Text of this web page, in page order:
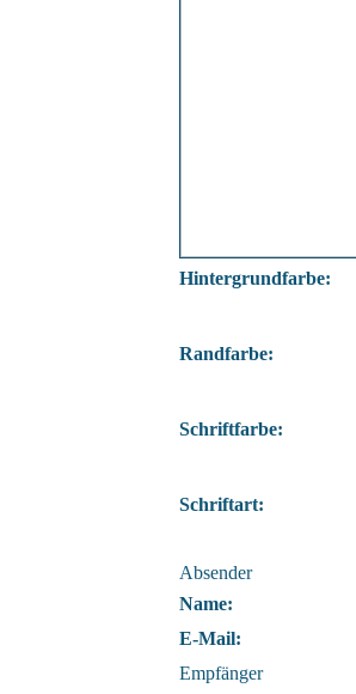
Hintergrundfarbe:
Randfarbe:
Schriftfarbe:
Schriftart:
Absender
Name:
E-Mail:
Empfänger